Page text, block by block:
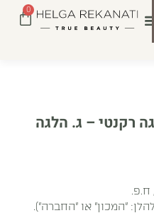
0
רקנטי – ג. הלגה
ח.פ.